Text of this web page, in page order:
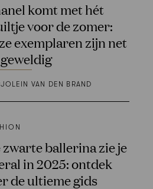
komt met hét
voor de zomer:
exemplaren zijn net
VAN DEN BRAND
zwarte ballerina zie je
in 2025: ontdek
de ultieme gids